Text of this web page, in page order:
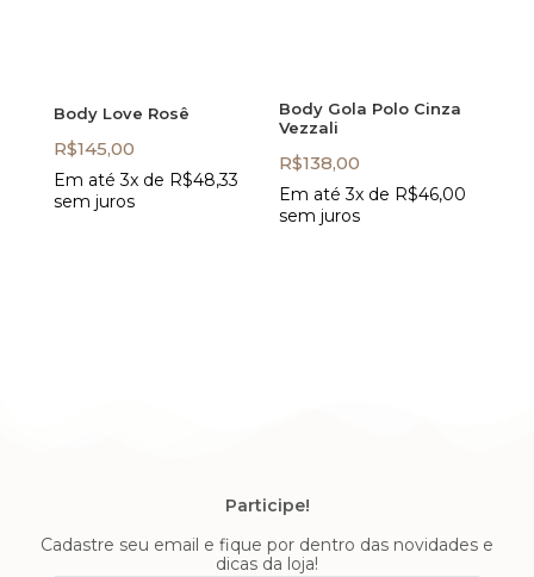
Body Love Rosê
R$145,00
Em até 3x de R$48,33
sem juros
Body Gola Polo Cinza
Vezzali
R$138,00
Em até 3x de R$46,00
sem juros
Participe!
Cadastre seu email e fique por dentro das novidades e
dicas da loja!